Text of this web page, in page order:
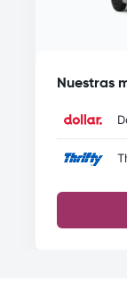
Nuestras